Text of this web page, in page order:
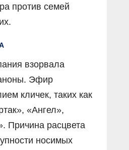
против семей
взорвала
Эфир
кличек, таких как
«Ангел»,
Причина расцвета
носимых